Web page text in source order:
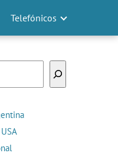
Telefónicos